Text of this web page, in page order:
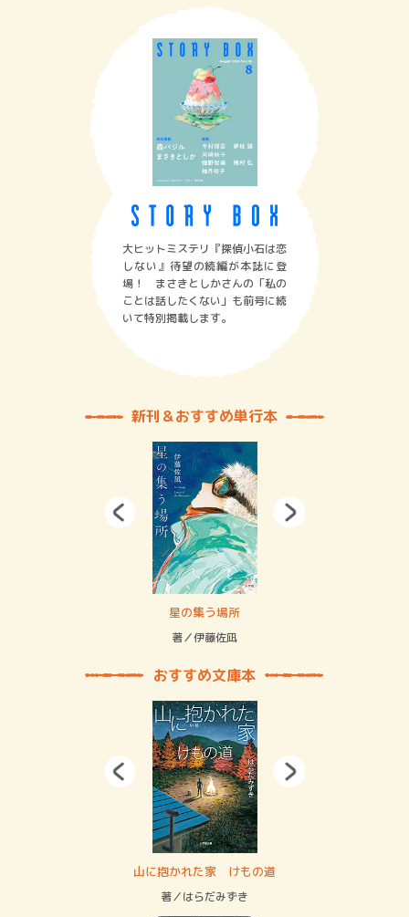
大ヒットミステリ『探偵小石は恋
しない』待望の続編が本誌に登
場！ まさきとしかさんの「私の
ことは話したくない」も前号に続
いて特別掲載します。
新刊＆おすすめ単行本
星の集う場所
著／伊藤佐凪
おすすめ文庫本
山に抱かれた家 けもの道
著／はらだみずき